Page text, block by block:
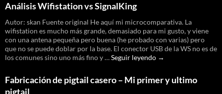
de
Alfa
awus036H
Análisis Wifistation vs SignalKing
Autor: skan Fuente original He aquí mi microcomparativa. La
wifistation es mucho más grande, demasiado para mi gusto, y viene
con una antena pequeña pero buena (he probado con varias) pero
que no se puede doblar por la base. El conector USB de la WS no es de
los comunes sino uno más fino y …Seguir leyendo Análisis
SignalKing
→
Fabricación de pigtail casero – Mi primer y ultimo
pigtail